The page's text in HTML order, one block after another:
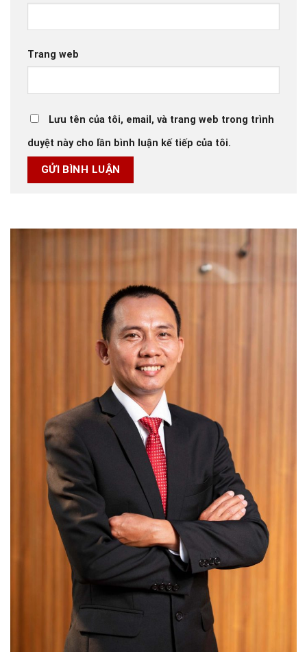
Trang web
Lưu tên của tôi, email, và trang web trong trình
duyệt này cho lần bình luận kế tiếp của tôi.